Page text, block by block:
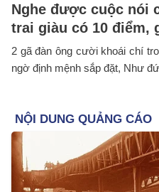
Nghe được cuộc nói
trai giàu có 10 điểm,
2 gã đàn ông cười khoái chí
ngờ định mệnh sắp đặt, Như